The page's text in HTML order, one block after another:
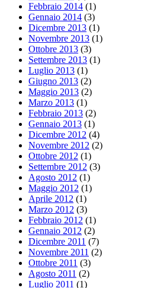
Febbraio 2014 (1)
Gennaio 2014 (3)
Dicembre 2013 (1)
Novembre 2013 (1)
Ottobre 2013 (3)
Settembre 2013 (1)
Luglio 2013 (1)
Giugno 2013 (2)
Maggio 2013 (2)
Marzo 2013 (1)
Febbraio 2013 (2)
Gennaio 2013 (1)
Dicembre 2012 (4)
Novembre 2012 (2)
Ottobre 2012 (1)
Settembre 2012 (3)
Agosto 2012 (1)
Maggio 2012 (1)
Aprile 2012 (1)
Marzo 2012 (3)
Febbraio 2012 (1)
Gennaio 2012 (2)
Dicembre 2011 (7)
Novembre 2011 (2)
Ottobre 2011 (3)
Agosto 2011 (2)
Luglio 2011 (1)